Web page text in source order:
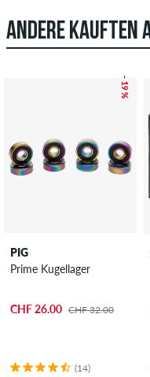
ANDERE KAUFTEN
– 19 %
PIG
Prime Kugellager
CHF 26.00 CHF 32.00
(14)